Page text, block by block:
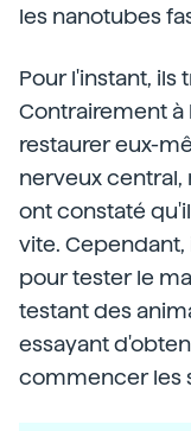
les nanotubes
Pour l'instant, ils
Contrairement
restaurer eux-
nerveux central,
ont constaté
vite.
pour tester le
testant des
essayant
commencer les